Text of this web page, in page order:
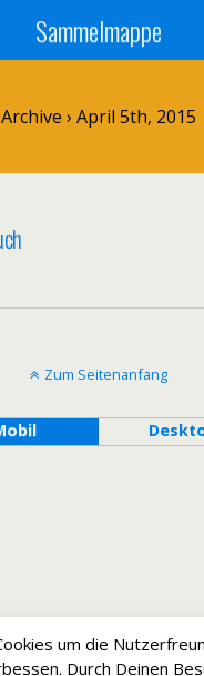
Sammelmappe
Archive › April 5th, 2015
Zum Seitenanfang
um die
Durch Deinen